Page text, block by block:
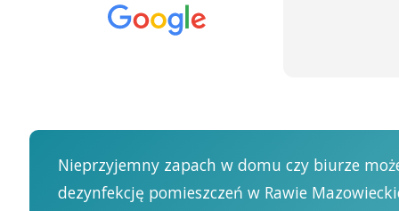
Nieprzyjemny zapach w domu czy biurze
dezynfekcję pomieszczeń w Rawie